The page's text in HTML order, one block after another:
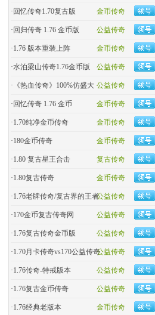
金币传奇
· 回忆传奇1.70复古版
公益传奇
· 回归传奇 1.76 金币版
金币传奇
·1.76 版本重装上阵
公益传奇
·水泊梁山传奇1.76金币版
公益传奇
· 《热血传奇》100%仿盛大
金币传奇
· 回忆传奇 1.76 金币
金币传奇
·1.70纯净金币传奇
金币传奇
·180金币传奇
复古传奇
·1.80 复古星王合击
金币传奇
·1.80复古传奇
公益传奇
·1.76老牌传奇/复古界的王者
公益传奇
·170金币复古传奇网
公益传奇
·1.76复古传奇金币版
公益传奇
·1.70月卡传奇vs170公益传奇
公益传奇
·1.76传奇-特戒版本
公益传奇
·1.76复古金币传奇
金币传奇
·1.76经典老版本